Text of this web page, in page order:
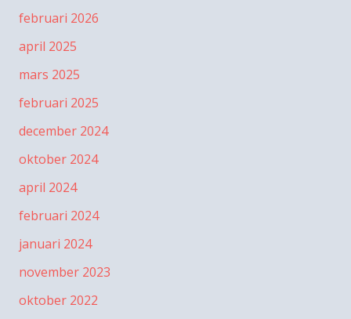
februari 2026
april 2025
mars 2025
februari 2025
december 2024
oktober 2024
april 2024
februari 2024
januari 2024
november 2023
oktober 2022